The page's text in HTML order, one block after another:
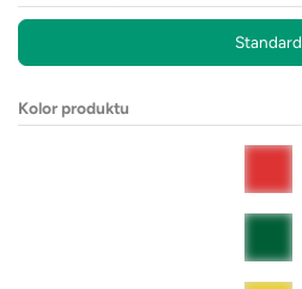
Standard
Kolor produktu